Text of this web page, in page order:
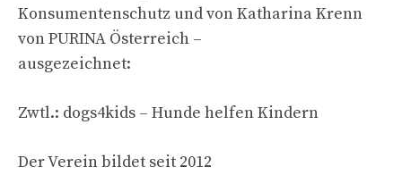
Konsumentenschutz und von Katharina Krenn
von PURINA Österreich –
ausgezeichnet:
Zwtl.: dogs4kids – Hunde helfen Kindern
Der Verein bildet seit 2012